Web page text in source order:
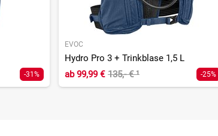
-31%
EVOC
Hydro Pro 3 + Trinkblase 1,5 L
ab99,99 € 135,- €¹ -25%